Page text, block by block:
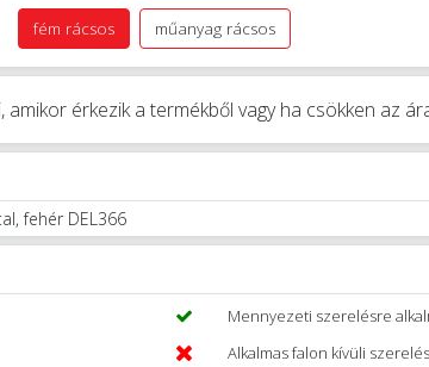
fém rácsos műanyag rácsos
érkezik a termékből vagy ha csökken az
fehér DEL366
Mennyezeti szerelésre
Alkalmas falon kívüli